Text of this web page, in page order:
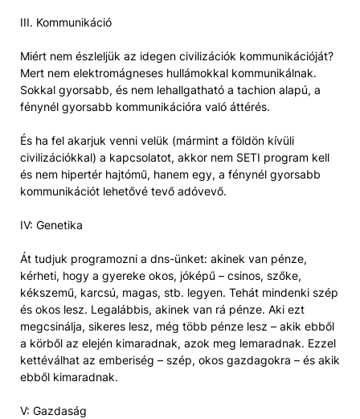
III. Kommunikáció
Miért nem észleljük az idegen civilizációk kommunikációját?
Mert nem elektromágneses hullámokkal kommunikálnak.
Sokkal gyorsabb, és nem lehallgatható a tachion alapú, a
fénynél gyorsabb kommunikációra való áttérés.
És ha fel akarjuk venni velük (mármint a földön kívüli
civilizációkkal) a kapcsolatot, akkor nem SETI program kell
és nem hipertér hajtómű, hanem egy, a fénynél gyorsabb
kommunikációt lehetővé tevő adóvevő.
IV: Genetika
Át tudjuk programozni a dns-ünket: akinek van pénze,
kérheti, hogy a gyereke okos, jóképű – csinos, szőke,
kékszemű, karcsú, magas, stb. legyen. Tehát mindenki szép
és okos lesz. Legalábbis, akinek van rá pénze. Aki ezt
megcsinálja, sikeres lesz, még több pénze lesz – akik ebből
a körből az elején kimaradnak, azok meg lemaradnak. Ezzel
kettéválhat az emberiség – szép, okos gazdagokra – és akik
ebből kimaradnak.
V: Gazdaság